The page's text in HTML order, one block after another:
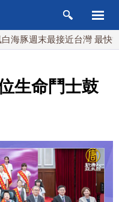
末最接近台灣 最快9日可能
生命鬥士鼓